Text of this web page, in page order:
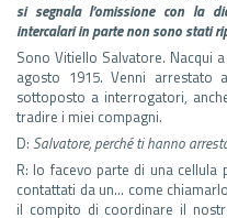
si segnala l’omissione con la
intercalari in parte non sono stati
Sono Vitiello Salvatore. Nacqui
agosto 1915. Venni
sottoposto a interrogatori,
tradire i miei compagni.
D: Salvatore, perché ti hanno
R: Io facevo parte di una cellula
contattati da un… come
il compito di coordinare il